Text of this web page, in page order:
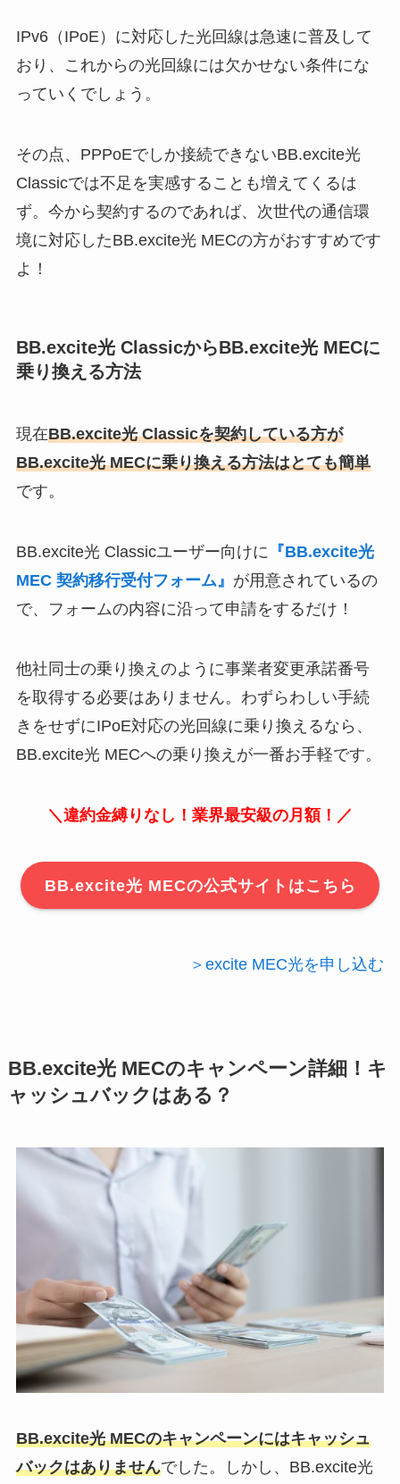
IPv6（IPoE）に対応した光回線は急速に普及して
おり、これからの光回線には欠かせない条件にな
っていくでしょう。
その点、PPPoEでしか接続できないBB.excite光
Classicでは不足を実感することも増えてくるは
ず。今から契約するのであれば、次世代の通信環
境に対応したBB.excite光 MECの方がおすすめです
よ！
BB.excite光 ClassicからBB.excite光 MECに
乗り換える方法
現在BB.excite光 Classicを契約している方が
BB.excite光 MECに乗り換える方法はとても簡単
です。
BB.excite光 Classicユーザー向けに 『BB.excite光
MEC 契約移行受付フォーム』 が用意されているの
で、フォームの内容に沿って申請をするだけ！
他社同士の乗り換えのように事業者変更承諾番号
を取得する必要はありません。わずらわしい手続
きをせずにIPoE対応の光回線に乗り換えるなら、
BB.excite光 MECへの乗り換えが一番お手軽です。
＼違約金縛りなし！業界最安級の月額！／
BB.excite光 MECの公式サイトはこちら
＞excite MEC光を申し込む
BB.excite光 MECのキャンペーン詳細！キ
ャッシュバックはある？
BB.excite光 MECのキャンペーンにはキャッシュ
バックはありませんでした。しかし、BB.excite光